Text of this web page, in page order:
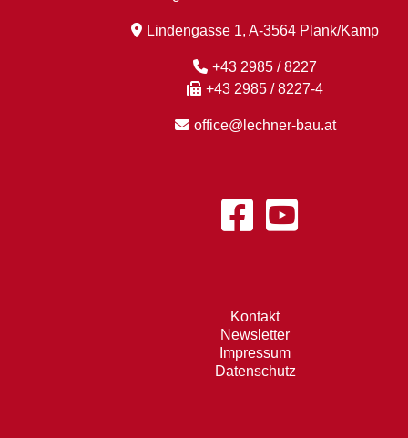
Lindengasse 1, A-3564 Plank/Kamp
+43 2985 / 8227
+43 2985 / 8227-4
office@lechner-bau.at
Kontakt
Newsletter
Impressum
Datenschutz